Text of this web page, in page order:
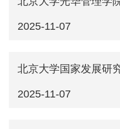
2025-11-07
2025-11-07